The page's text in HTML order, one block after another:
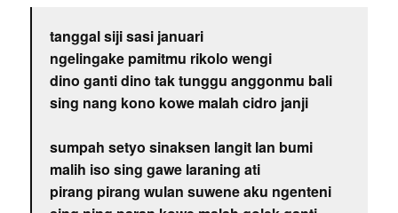
tanggal siji sasi januari
ngelingake pamitmu rikolo wengi
dino ganti dino tak tunggu anggonmu bali
sing nang kono kowe malah cidro janji
sumpah setyo sinaksen langit lan bumi
malih iso sing gawe laraning ati
pirang pirang wulan suwene aku ngenteni